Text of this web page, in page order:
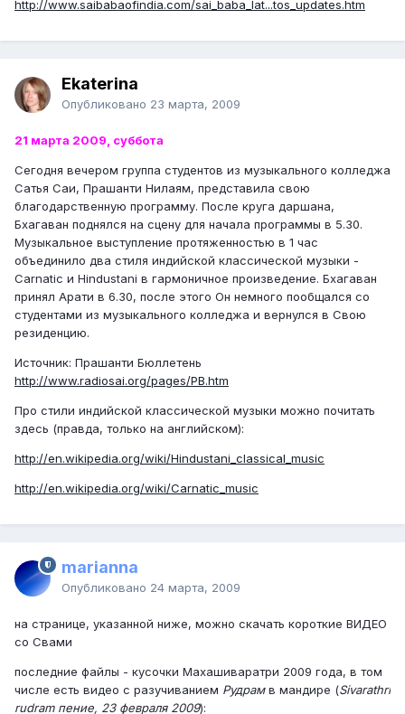
http://www.saibabaofindia.com/sai_baba_lat...tos_updates.htm
Ekaterina
Опубликовано 23 марта, 2009
21 марта 2009, суббота
Сегодня вечером группа студентов из музыкального колледжа
Сатья Саи, Прашанти Нилаям, представила свою
благодарственную программу. После круга даршана,
Бхагаван поднялся на сцену для начала программы в 5.30.
Музыкальное выступление протяженностью в 1 час
объединило два стиля индийской классической музыки -
Carnatic и Hindustani в гармоничное произведение. Бхагаван
принял Арати в 6.30, после этого Он немного пообщался со
студентами из музыкального колледжа и вернулся в Свою
резиденцию.
Источник: Прашанти Бюллетень
http://www.radiosai.org/pages/PB.htm
Про стили индийской классической музыки можно почитать
здесь (правда, только на английском):
http://en.wikipedia.org/wiki/Hindustani_classical_music
http://en.wikipedia.org/wiki/Carnatic_music
marianna
Опубликовано 24 марта, 2009
на странице, указанной ниже, можно скачать короткие ВИДЕО
со Свами
последние файлы - кусочки Махашиваратри 2009 года, в том
числе есть видео с разучиванием Рудрамв мандире (Sivarathri
rudram пение, 23 февраля 2009):